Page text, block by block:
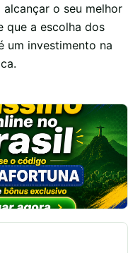
o seu melhor
que a escolha dos
um investimento na